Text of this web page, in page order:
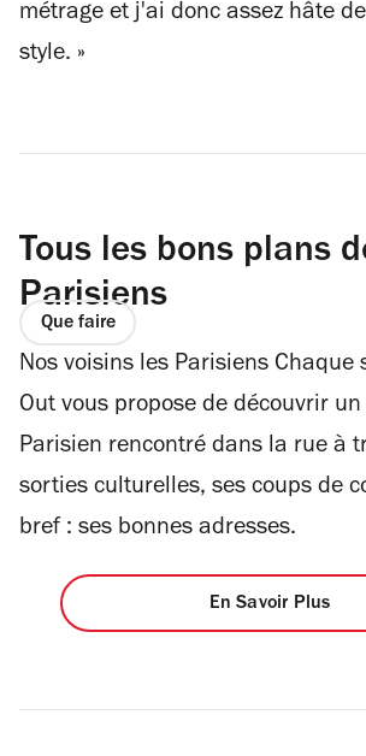
métrage et j'ai donc assez hâte
style. »
Tous les bons plans
Parisiens
Que faire
Nos voisins les Parisiens Chaque
Out vous propose de découvrir
Parisien rencontré dans la rue à
sorties culturelles, ses coups de
bref : ses bonnes adresses.
En Savoir Plus